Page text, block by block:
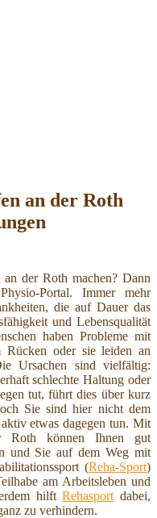
an der Roth
der Roth machen? Dann
Portal. Immer mehr
die auf Dauer das
und Lebensqualität
haben Probleme mit
Rücken oder sie leiden an
Ursachen sind vielfältig:
schlechte Haltung oder
tut, führt dies über kurz
Sie sind hier nicht dem
etwas dagegen tun. Mit
Roth können Ihnen gut
und Sie auf dem Weg mit
(Reha-Sport)
am Arbeitsleben und
hilftRehasport dabei,
zu verhindern.